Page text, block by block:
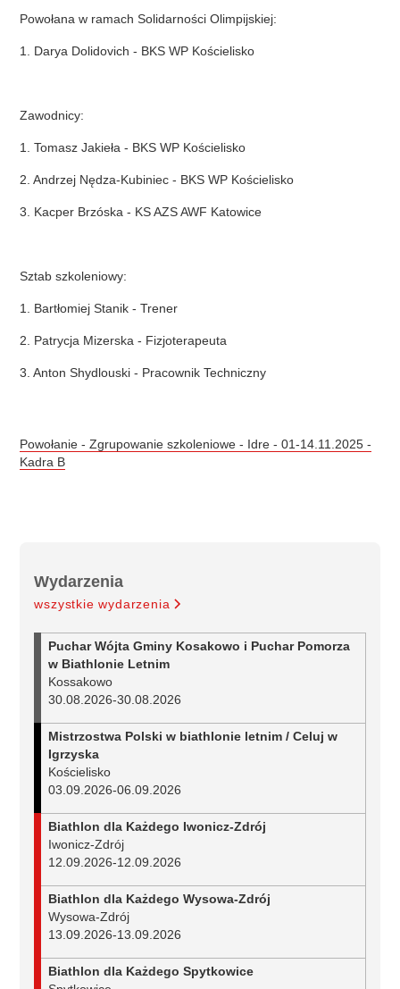
Wydarzenia
wszystkie wydarzenia
Puchar Wójta Gminy Kosakowo i Puchar Pomorza
w Biathlonie Letnim
Kossakowo
30.08.2026-30.08.2026
Mistrzostwa Polski w biathlonie letnim / Celuj w
Igrzyska
Kościelisko
03.09.2026-06.09.2026
Biathlon dla Każdego Iwonicz-Zdrój
Iwonicz-Zdrój
12.09.2026-12.09.2026
Biathlon dla Każdego Wysowa-Zdrój
Wysowa-Zdrój
13.09.2026-13.09.2026
Biathlon dla Każdego Spytkowice
Powołana w ramach Solidarności Olimpijskiej:
1. Darya Dolidovich - BKS WP Kościelisko
Zawodnicy:
1. Tomasz Jakieła - BKS WP Kościelisko
2. Andrzej Nędza-Kubiniec - BKS WP Kościelisko
3. Kacper Brzóska - KS AZS AWF Katowice
Sztab szkoleniowy:
1. Bartłomiej Stanik - Trener
2. Patrycja Mizerska - Fizjoterapeuta
3. Anton Shydlouski - Pracownik Techniczny
Powołanie - Zgrupowanie szkoleniowe - Idre - 01-14.11.2025 -
Kadra B